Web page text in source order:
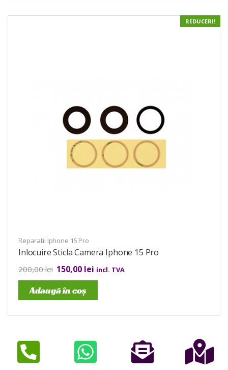
REDUCERI!
Reparatii Iphone 15 Pro
Inlocuire Sticla Camera Iphone 15 Pro
200,00lei 150,00 lei incl. TVA
Adaugă în coș